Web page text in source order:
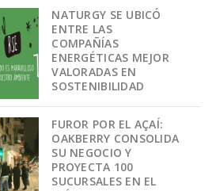
NATURGY SE UBICÓ
ENTRE LAS
COMPAÑÍAS
ENERGÉTICAS MEJOR
VALORADAS EN
SOSTENIBILIDAD
FUROR POR EL AÇAÍ:
OAKBERRY CONSOLIDA
SU NEGOCIO Y
PROYECTA 100
SUCURSALES EN EL